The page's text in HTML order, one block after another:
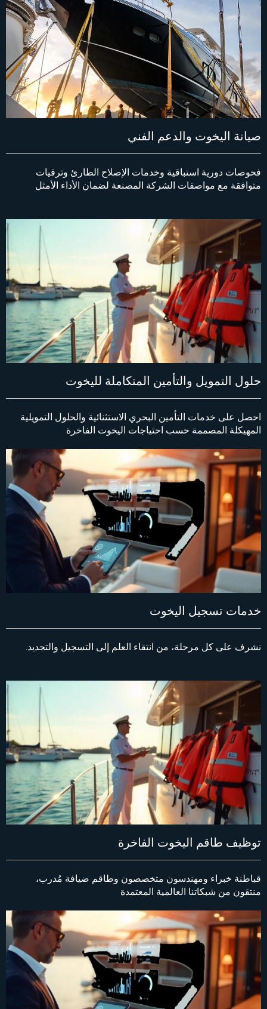
صيانة اليخوت والدعم الفني
فحوصات دورية استباقية وخدمات الإصلاح الطارئ وترقيات
متوافقة مع مواصفات الشركة المصنعة لضمان الأداء الأمثل
حلول التمويل والتأمين المتكاملة لليخوت
احصل على خدمات التأمين البحري الاستثنائية والحلول التمويلية
المهيكلة المصممة حسب احتياجات اليخوت الفاخرة
خدمات تسجيل اليخوت
نشرف على كل مرحلة، من انتقاء العلم إلى التسجيل والتجديد.
توظيف طاقم اليخوت الفاخرة
قباطنة خبراء ومهندسون متخصصون وطاقم ضيافة مُدرب،
منتقون من شبكاتنا العالمية المعتمدة